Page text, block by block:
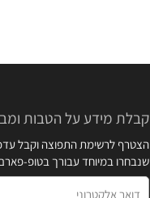
קבלת מידע על הטבות
הצטרף לרשימת התפוצה וקבל
שנבחרו במיוחד עבורך בטופ-